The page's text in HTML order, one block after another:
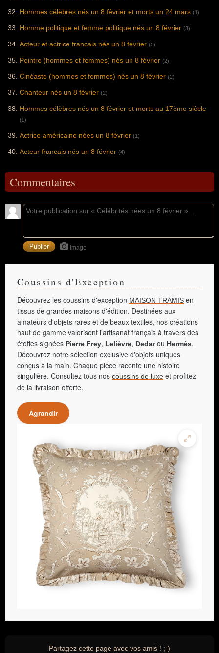
Hommes célèbres nés un 8 février et morts un 24 mars (1)
Homme politique et femme politique nés un 8 février (3)
Acteur et actrice francais nés un 8 février (5)
Peintre (hommes et femmes) nés un 8 février (2)
Cinéaste (hommes et femmes) nés un 8 février (2)
Chanteur nés un 8 février (2)
Hommes célèbres nés un 8 février et morts au 17ème siècle
(1)
Actrice américaine nées un 8 février (1)
Acteur francais nés un 8 février (4)
Commentaires
Image
Coussins d'Exception
Découvrez les coussins d'exception MAISON TRAMIS en
tissus de grandes maisons d'édition. Destinées aux
amateurs d'objets rares et de beaux textiles, nos créations
haut de gamme valorisent l'artisanat français à travers des
étoffes signées Pierre Frey, Lelièvre, Dedarou Hermès.
Découvrez notre sélection exclusive d'objets uniques
conçus à la main. Chaque pièce raconte une histoire
singulière. Consultez tous nos coussins de luxe et profitez
de la livraison offerte.
Agrandir
Partagez cette page avec vos amis ! ;-)